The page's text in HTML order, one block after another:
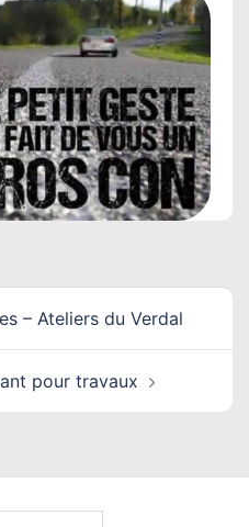
– Ateliers du Verdal
pour travaux